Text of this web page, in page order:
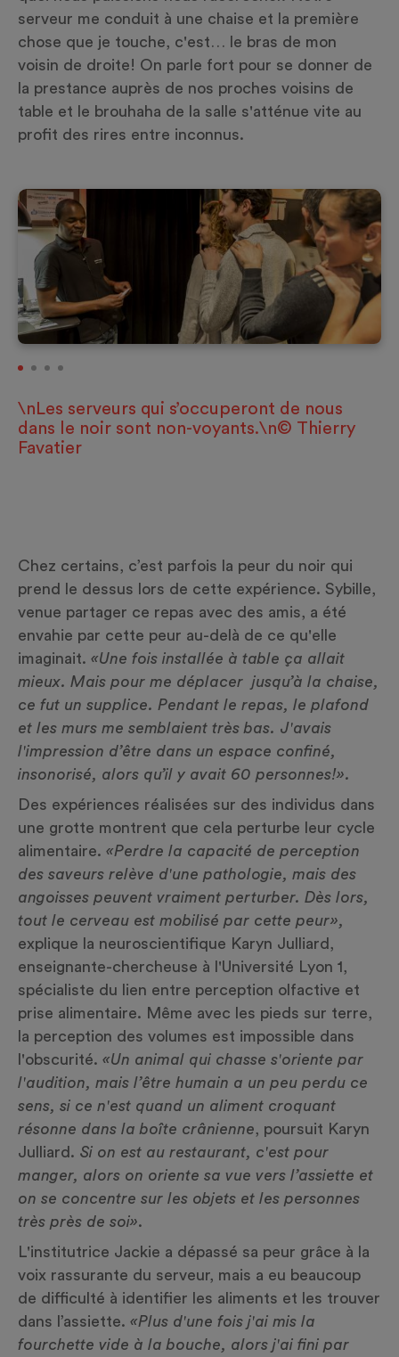
serveur me conduit à une chaise et la première
chose que je touche, c'est… le bras de mon
voisin de droite! On parle fort pour se donner de
la prestance auprès de nos proches voisins de
table et le brouhaha de la salle s'atténue vite au
profit des rires entre inconnus.
\nLes serveurs qui s’occuperont de nous
dans le noir sont non-voyants.\n© Thierry
Favatier
Chez certains, c’est parfois la peur du noir qui
prend le dessus lors de cette expérience. Sybille,
venue partager ce repas avec des amis, a été
envahie par cette peur au-delà de ce qu'elle
imaginait. «Une fois installée à table ça allait
mieux. Mais pour me déplacer jusqu’à la chaise,
ce fut un supplice. Pendant le repas, le plafond
et les murs me semblaient très bas. J'avais
l'impression d’être dans un espace confiné,
insonorisé, alors qu’il y avait 60 personnes!».
Des expériences réalisées sur des individus dans
une grotte montrent que cela perturbe leur cycle
alimentaire. «Perdre la capacité de perception
des saveurs relève d'une pathologie, mais des
angoisses peuvent vraiment perturber. Dès lors,
tout le cerveau est mobilisé par cette peur»,
explique la neuroscientifique Karyn Julliard,
enseignante-chercheuse à l'Université Lyon 1,
spécialiste du lien entre perception olfactive et
prise alimentaire. Même avec les pieds sur terre,
la perception des volumes est impossible dans
l'obscurité. «Un animal qui chasse s'oriente par
l'audition, mais l’être humain a un peu perdu ce
sens, si ce n'est quand un aliment croquant
résonne dans la boîte crânienne, poursuit Karyn
Julliard. Si on est au restaurant, c'est pour
manger, alors on oriente sa vue vers l’assiette et
on se concentre sur les objets et les personnes
très près de soi».
L'institutrice Jackie a dépassé sa peur grâce à la
voix rassurante du serveur, mais a eu beaucoup
de difficulté à identifier les aliments et les trouver
dans l’assiette. «Plus d'une fois j'ai mis la
fourchette vide à la bouche, alors j'ai fini par